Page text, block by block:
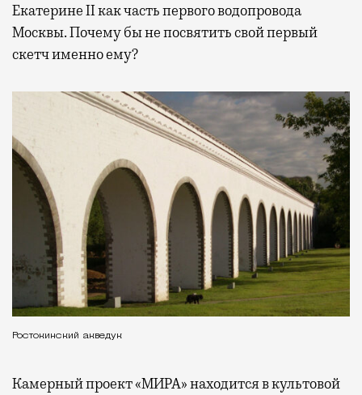
Екатерине II как часть первого водопровода
Москвы. Почему бы не посвятить свой первый
скетч именно ему?
Ростокинский акведук
Камерный проект «МИРА» находится в культовой